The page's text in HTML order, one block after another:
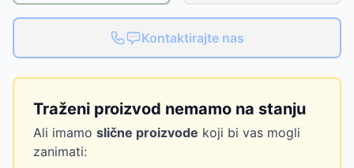
Kontaktirajte nas
Traženi proizvod nemamo na stanju
Ali imamo slične proizvode koji bi vas mogli
zanimati: